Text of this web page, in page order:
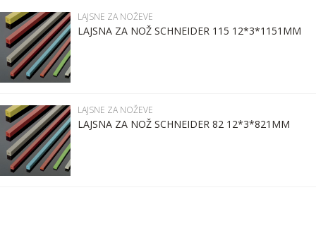
Email:
Komentar:
LAJSNE ZA NOŽEVE
LAJSNA ZA NOŽ SCHNEIDER 115 12*3*1151MM
LAJSNE ZA NOŽEVE
LAJSNA ZA NOŽ SCHNEIDER 82 12*3*821MM